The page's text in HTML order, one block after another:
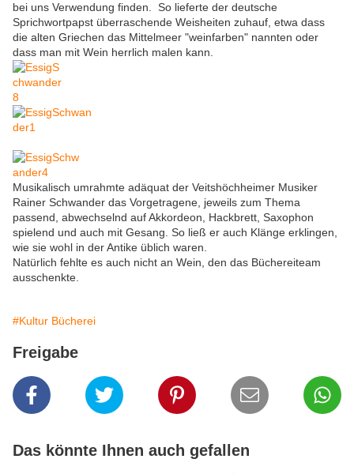
bei uns Verwendung finden. So lieferte der deutsche
Sprichwortpapst überraschende Weisheiten zuhauf, etwa dass
die alten Griechen das Mittelmeer "weinfarben" nannten oder
dass man mit Wein herrlich malen kann.
Musikalisch umrahmte adäquat der Veitshöchheimer Musiker
Rainer Schwander das Vorgetragene, jeweils zum Thema
passend, abwechselnd auf Akkordeon, Hackbrett, Saxophon
spielend und auch mit Gesang. So ließ er auch Klänge erklingen,
wie sie wohl in der Antike üblich waren.
Natürlich fehlte es auch nicht an Wein, den das Büchereiteam
ausschenkte.
#Kultur Bücherei
Freigabe
Das könnte Ihnen auch gefallen